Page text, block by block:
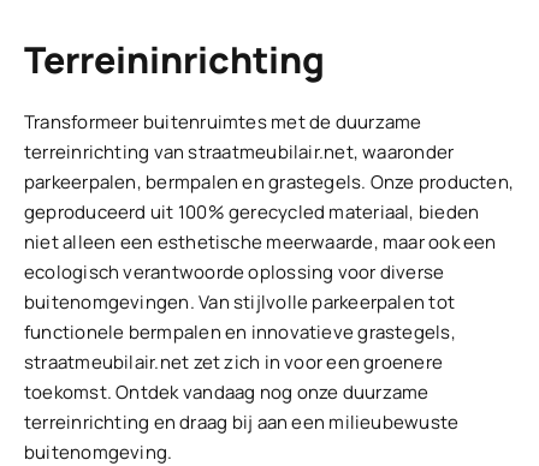
Projectfoto’s
Terreininrichting
Transformeer buitenruimtes met de duurzame
terreinrichting van straatmeubilair.net, waaronder
parkeerpalen, bermpalen en grastegels. Onze producten,
geproduceerd uit 100% gerecycled materiaal, bieden
niet alleen een esthetische meerwaarde, maar ook een
ecologisch verantwoorde oplossing voor diverse
buitenomgevingen. Van stijlvolle parkeerpalen tot
functionele bermpalen en innovatieve grastegels,
straatmeubilair.net zet zich in voor een groenere
toekomst. Ontdek vandaag nog onze duurzame
terreinrichting en draag bij aan een milieubewuste
buitenomgeving.